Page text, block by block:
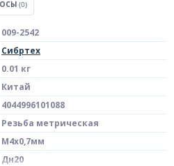
(0)
009-2542
Сибртех
0.01 кг
Китай
4044996101088
Резьба метрическая
М4х0,7мм
Дн20